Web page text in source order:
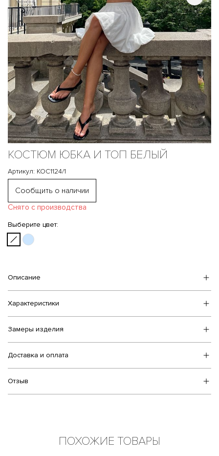
КОСТЮМ ЮБКА И ТОП БЕЛЫЙ
Артикул: КОС1124/1
Сообщить о наличии
Снято с производства
Выберите цвет:
Описание
Характеристики
Замеры изделия
Доставка и оплата
Отзыв
ПОХОЖИЕ ТОВАРЫ